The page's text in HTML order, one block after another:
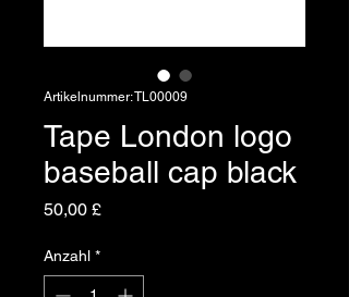
Artikelnummer: TL00009
Tape London logo
baseball cap black
50,00 £Preis
Anzahl *